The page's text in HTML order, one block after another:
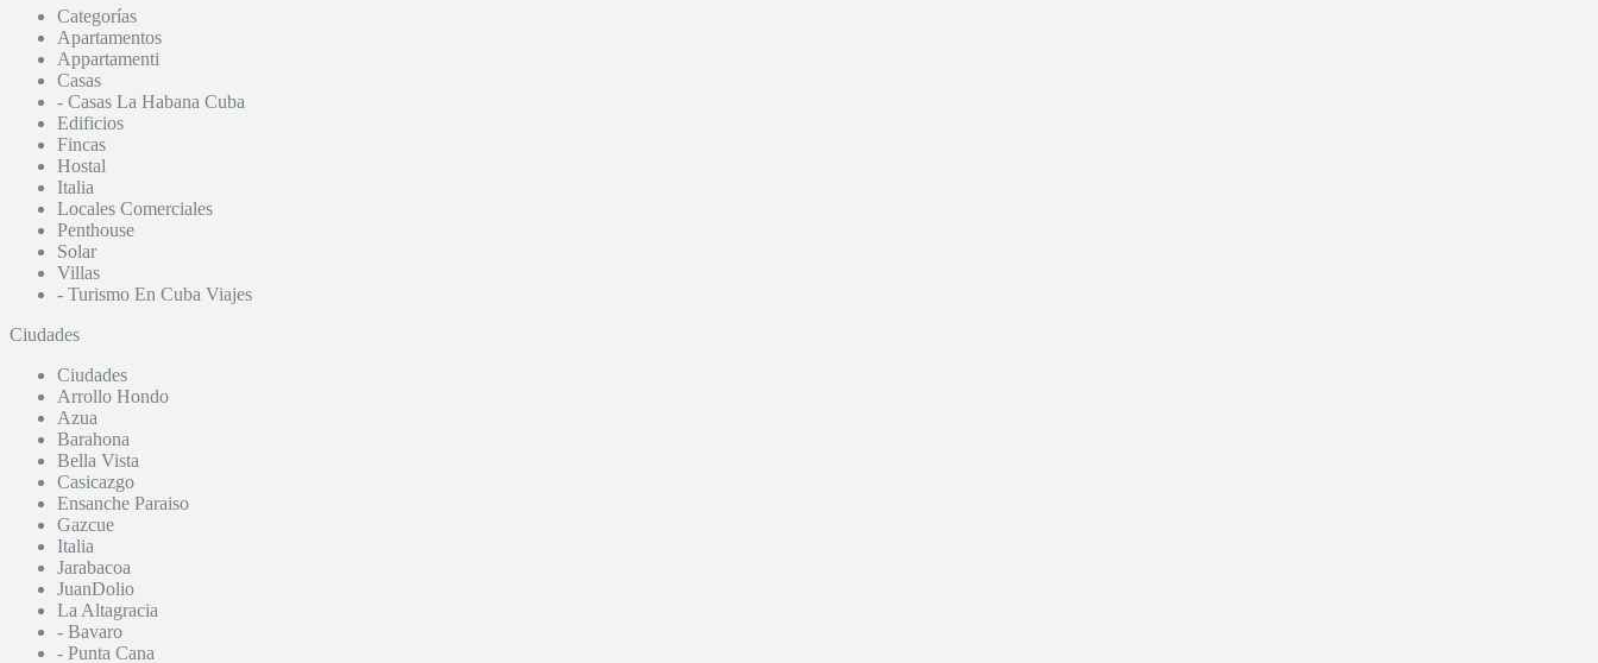
Categorías
Apartamentos
Appartamenti
Casas
- Casas La Habana Cuba
Edificios
Fincas
Hostal
Italia
Locales Comerciales
Penthouse
Solar
Villas
- Turismo En Cuba Viajes
Ciudades
Ciudades
Arrollo Hondo
Azua
Barahona
Bella Vista
Casicazgo
Ensanche Paraiso
Gazcue
Italia
Jarabacoa
JuanDolio
La Altagracia
- Bavaro
- Punta Cana